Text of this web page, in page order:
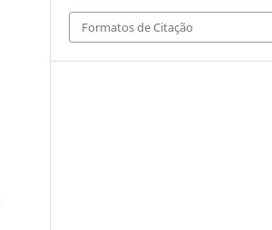
Formatos de Citação